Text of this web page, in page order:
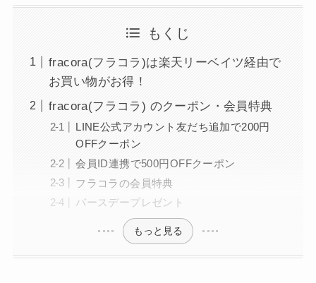
もくじ
fracora(フラコラ)は楽天リーベイツ経由で
お買い物がお得！
fracora(フラコラ) のクーポン・会員特典
LINE公式アカウント友だち追加で200円
OFFクーポン
会員ID連携で500円OFFクーポン
フラコラの会員特典
バースデープレゼント
もっと見る